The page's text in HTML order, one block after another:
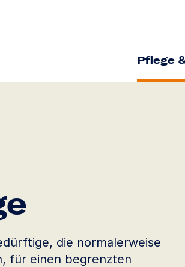
Pflege
die normalerweise
für einen begrenzten